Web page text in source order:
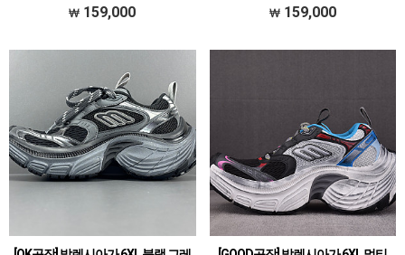
스니커즈 전문적으로 취급하고 있습니다.
159,000
스니커즈 전문적으로 취급하고 있습니다.
159,000